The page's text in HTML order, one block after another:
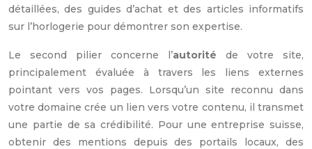
détaillées, des guides d’achat et des articles informatifs
sur l’horlogerie pour démontrer son expertise.
Le second pilier concerne l’autorité de votre site,
principalement évaluée à travers les liens externes
pointant vers vos pages. Lorsqu’un site reconnu dans
votre domaine crée un lien vers votre contenu, il transmet
une partie de sa crédibilité. Pour une entreprise suisse,
obtenir des mentions depuis des portails locaux, des